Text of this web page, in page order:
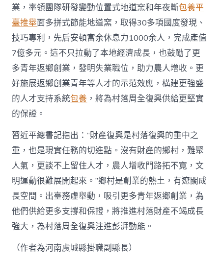
業，率領團隊研發變動位置式地道窯和年夜斷包養平
臺推舉面多拼式節能地道窯，取得30多項國度發現、
技巧專利，先后安頓富余休息力1000余人，完成產值
7億多元。這不只拉動了本地經濟成長，也鼓勵了更
多青年返鄉創業，發明失業職位，助力農人增收。更
好施展返鄉創業青年等人才的示范效應，構建更強盛
的人才支持系統包養 ，將為村落周全復興供給更堅實
的保證。
習近平總書記指出：“財產復興是村落復興的重中之
重，也是現實任務的切進點。沒有財產的鄉村，難聚
人氣，更談不上留住人才，農人增收門路拓不寬，文
明運動很難展開起來。”鄉村是創業的熱土，有遼闊成
長空間。出臺務虛舉動，吸引更多青年返鄉創業，為
他們供給更多支撐和保證，將推進村落財產不竭成長
強大，為村落周全復興注進彭湃動能。
（作者為河南虞城縣掛職副縣長）